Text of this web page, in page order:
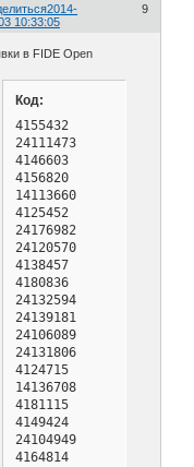
9
2014-
10:33:05
в FIDE Open
Код:
4155432        Glukhov, Mikhail                                             RUS M                            2209  17  15              2163  0   20 1972      
24111473       Kubatko, Ivan                                                RUS M                            2199  0   15 2187  6   20 2260  0   20 1993      
4146603        Kuznetsov, Evgeny                                            RUS M                            2193  0   15 2227  0   20              1973      
4156820        Ivkina, Olga                                                 RUS F   WIM  WIM                 2187  0   15 2164  0   20 2168  0   20 1985  w   
14113660       Kobzar, Alexandr                                             UKR M                            2171  0   15                           1986  i   
4125452        Melkonyan, Leonard                                           RUS M   FM                       2157  0   15 2124  0   20 2180  0   20 1938      
24176982       Alkaev, Roman                                                RUS M                            2156  0   15 2119  0   20 2178  0   20 1998      
24120570       Kiselev, Maxim                                               RUS M                            2154  0   15              2134  0   20 1993      
4138457        Provkin, Vladimir                                            RUS M                            2149  0   15 2186  0   20 2219  0   20 1971